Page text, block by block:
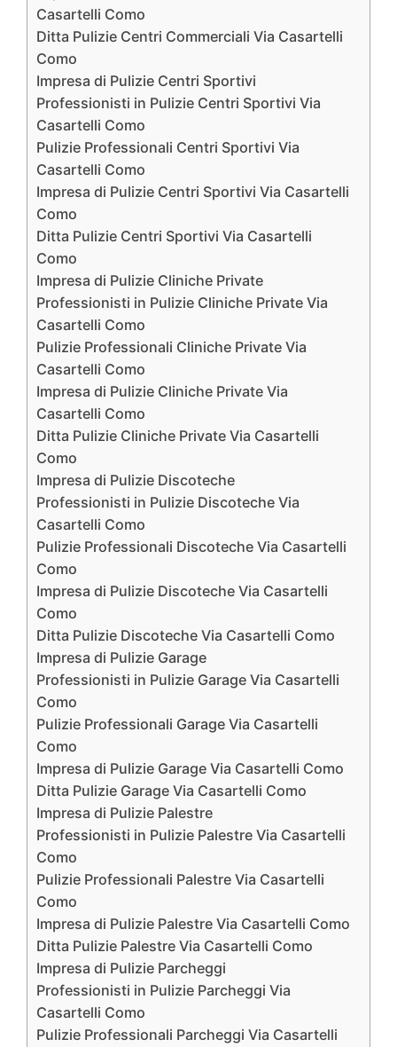
Casartelli Como
Ditta Pulizie Centri Commerciali Via Casartelli
Como
Impresa di Pulizie Centri Sportivi
Professionisti in Pulizie Centri Sportivi Via
Casartelli Como
Pulizie Professionali Centri Sportivi Via
Casartelli Como
Impresa di Pulizie Centri Sportivi Via Casartelli
Como
Ditta Pulizie Centri Sportivi Via Casartelli
Como
Impresa di Pulizie Cliniche Private
Professionisti in Pulizie Cliniche Private Via
Casartelli Como
Pulizie Professionali Cliniche Private Via
Casartelli Como
Impresa di Pulizie Cliniche Private Via
Casartelli Como
Ditta Pulizie Cliniche Private Via Casartelli
Como
Impresa di Pulizie Discoteche
Professionisti in Pulizie Discoteche Via
Casartelli Como
Pulizie Professionali Discoteche Via Casartelli
Como
Impresa di Pulizie Discoteche Via Casartelli
Como
Ditta Pulizie Discoteche Via Casartelli Como
Impresa di Pulizie Garage
Professionisti in Pulizie Garage Via Casartelli
Como
Pulizie Professionali Garage Via Casartelli
Como
Impresa di Pulizie Garage Via Casartelli Como
Ditta Pulizie Garage Via Casartelli Como
Impresa di Pulizie Palestre
Professionisti in Pulizie Palestre Via Casartelli
Como
Pulizie Professionali Palestre Via Casartelli
Como
Impresa di Pulizie Palestre Via Casartelli Como
Ditta Pulizie Palestre Via Casartelli Como
Impresa di Pulizie Parcheggi
Professionisti in Pulizie Parcheggi Via
Casartelli Como
Pulizie Professionali Parcheggi Via Casartelli